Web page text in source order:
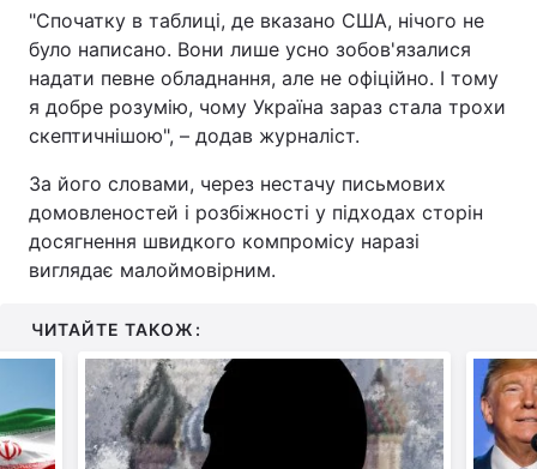
"Спочатку в таблиці, де вказано США, нічого не
було написано. Вони лише усно зобов'язалися
надати певне обладнання, але не офіційно. І тому
я добре розумію, чому Україна зараз стала трохи
скептичнішою", – додав журналіст.
За його словами, через нестачу письмових
домовленостей і розбіжності у підходах сторін
досягнення швидкого компромісу наразі
виглядає малоймовірним.
ЧИТАЙТЕ ТАКОЖ: